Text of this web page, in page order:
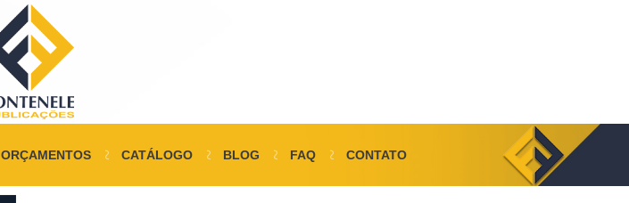
ORÇAMENTOS CATÁLOGO BLOG FAQ CONTATO